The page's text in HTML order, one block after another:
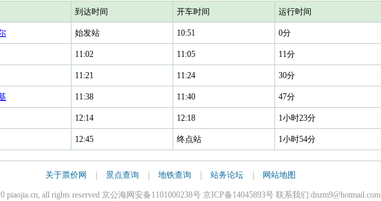
到达时间 开车时间 运行时间
始发站 10:51 0分
11:02 11:05 11分
11:21 11:24 30分
11:38 11:40 47分
12:14 12:18 1小时23分
12:45 终点站 1小时54分
关于票价网 景点查询 地铁查询 站务论坛 网站地图
piaojia.cn, all rights reserved 京公海网安备1101000238号 京ICP备14045893号 联系我们:dnzm9@hotmail.com